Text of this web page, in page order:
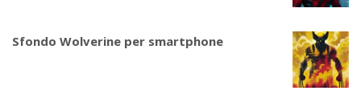
Sfondo Wolverine per smartphone